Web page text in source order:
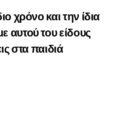
χρόνο και την ίδια
αυτού του είδους
στα παιδιά